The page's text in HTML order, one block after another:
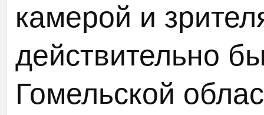
камерой и
действительно
Гомельской